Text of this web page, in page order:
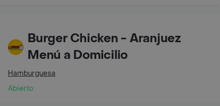
Burger Chicken - Aranjuez
Menú a Domicilio
Hamburguesa
Abierto